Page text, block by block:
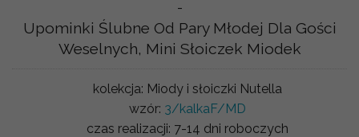
-
Upominki Ślubne Od Pary Młodej Dla Gości
Weselnych, Mini Słoiczek Miodek
kolekcja: Miody i słoiczki Nutella
wzór: 3/kalkaF/MD
czas realizacji: 7-14 dni roboczych